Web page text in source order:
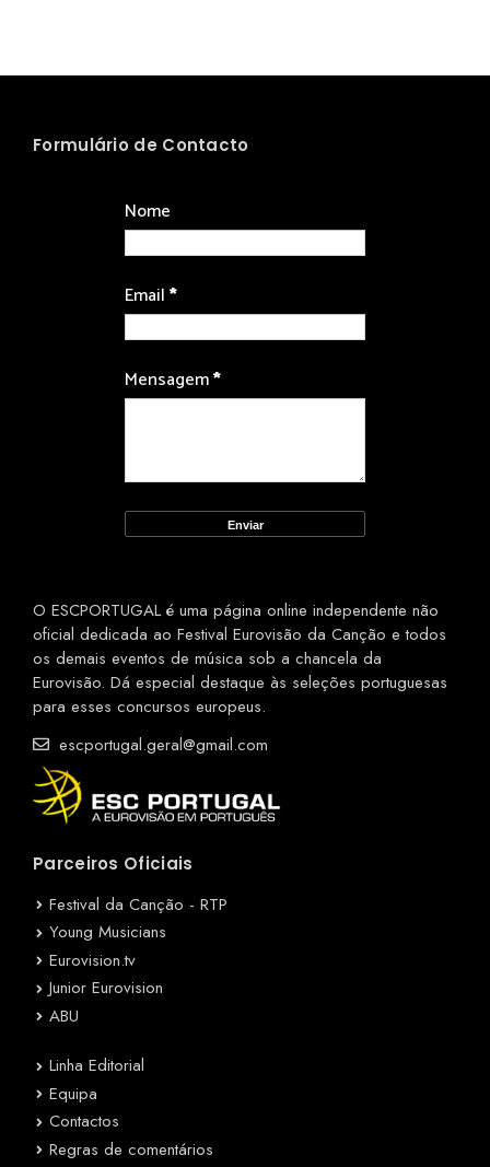
Formulário de Contacto
Nome
Email*
Mensagem*
O ESCPORTUGAL é uma página online independente não
oficial dedicada ao Festival Eurovisão da Canção e todos
os demais eventos de música sob a chancela da
Eurovisão. Dá especial destaque às seleções portuguesas
para esses concursos europeus.
escportugal.geral@gmail.com
Parceiros Oficiais
Festival da Canção - RTP
Young Musicians
Eurovision.tv
Junior Eurovision
ABU
Linha Editorial
Equipa
Contactos
Regras de comentários